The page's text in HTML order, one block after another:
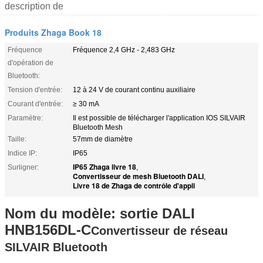
description de
Produits Zhaga Book 18
Fréquence
d'opération de
Bluetooth:
Fréquence 2,4 GHz - 2,483 GHz
Tension d'entrée:
12 à 24 V de courant continu auxiliaire
Courant d'entrée:
≥ 30 mA
Paramètre:
Il est possible de télécharger l'application IOS SILVAIR
Bluetooth Mesh
Taille:
57mm de diamètre
Indice IP:
IP65
Surligner:
IP65 Zhaga livre 18,
Convertisseur de mesh Bluetooth DALI,
Livre 18 de Zhaga de contrôle d'appli
Nom du modèle: sortie DALI
HNB156DL-CConvertisseur de réseau
SILVAIR Bluetooth